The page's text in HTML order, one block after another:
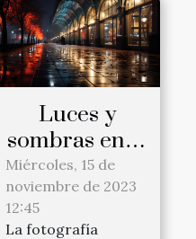
Luces y
sombras en la
fotografía
urbana
nocturna
Miércoles, 15 de
noviembre de 2023
12:45
La fotografía